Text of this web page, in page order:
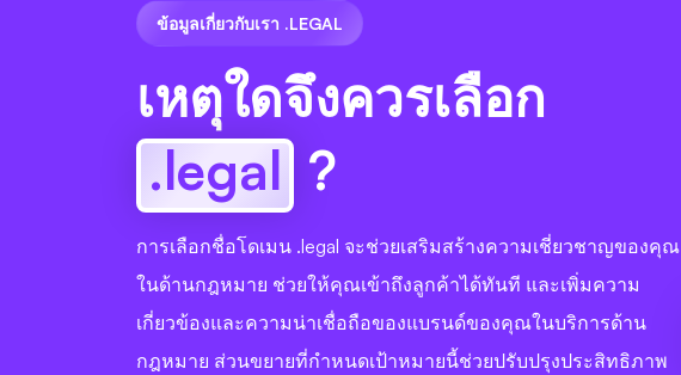
ข้อมูลเกี่ยวกับเรา .LEGAL
เหตุใดจึงควรเลือก
.legal ?
การเลือกชื่อโดเมน .legal จะช่วยเสริมสร้างความเชี่ยวชาญของคุณ
ในด้านกฎหมาย ช่วยให้คุณเข้าถึงลูกค้าได้ทันที และเพิ่มความ
เกี่ยวข้องและความน่าเชื่อถือของแบรนด์ของคุณในบริการด้าน
กฎหมาย ส่วนขยายที่กำหนดเป้าหมายนี้ช่วยปรับปรุงประสิทธิภาพ